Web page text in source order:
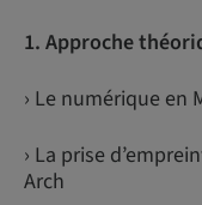
1. Approche
› Le numérique en
› La prise
Arch